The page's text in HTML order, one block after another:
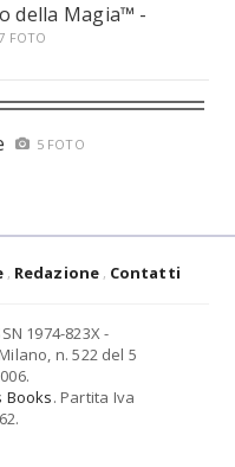
della Magia™ -
FOTO
5 FOTO
Redazione Contatti
1974-823X -
n. 522 del 5
Books. Partita Iva